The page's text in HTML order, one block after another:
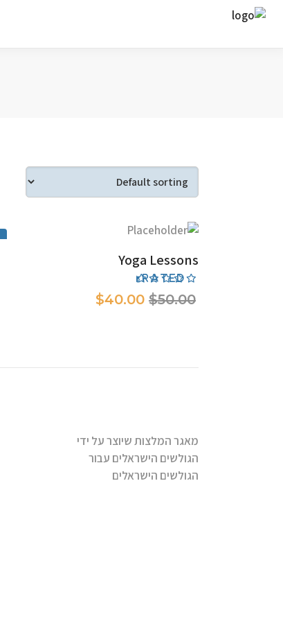
Yoga Lessons
Rated
out
of 5
$50.00
$40.00
מאגר המלצות שיוצר על ידי
הגולשים הישראלים עבור
הגולשים הישראלים